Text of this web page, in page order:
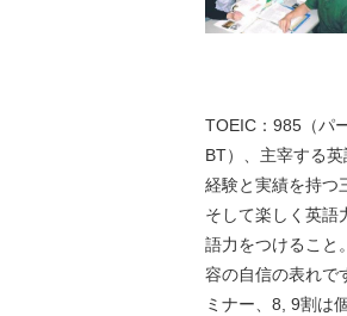
TOEIC：985（パ
BT）、主宰する
経験と実績を持つ
そして楽しく英語
語力をつけること
容の自信の表れで
ミナー、8, 9割は